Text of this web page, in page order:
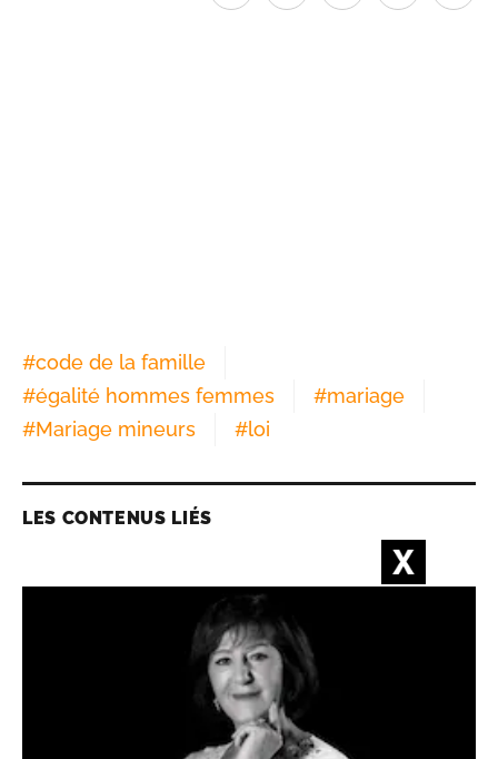
#code de la famille
#égalité hommes femmes #mariage
#Mariage mineurs #loi
LES CONTENUS LIÉS